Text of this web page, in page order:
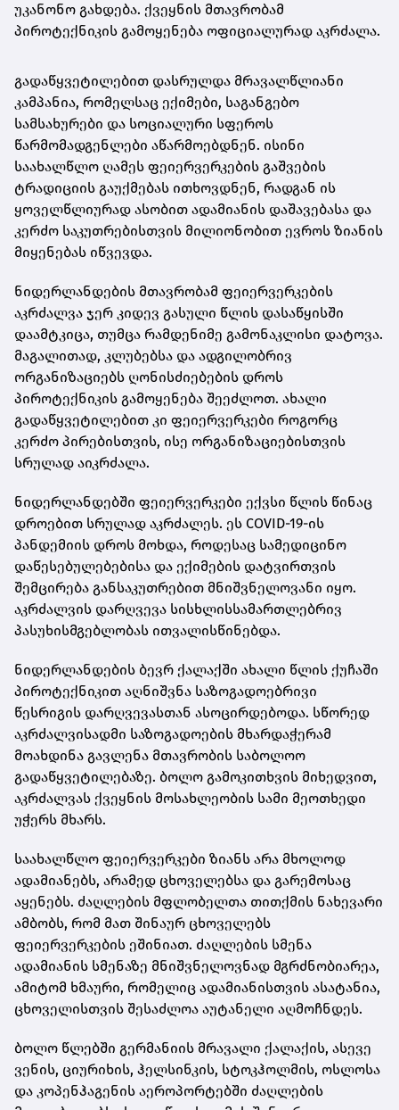
უკანონო გახდება. ქვეყნის მთავრობამ
პიროტექნიკის გამოყენება ოფიციალურად აკრძალა.
გადაწყვეტილებით დასრულდა მრავალწლიანი
კამპანია, რომელსაც ექიმები, საგანგებო
სამსახურები და სოციალური სფეროს
წარმომადგენლები აწარმოებდნენ. ისინი
საახალწლო ღამეს ფეიერვერკების გაშვების
ტრადიციის გაუქმებას ითხოვდნენ, რადგან ის
ყოველწლიურად ასობით ადამიანის დაშავებასა და
კერძო საკუთრებისთვის მილიონობით ევროს ზიანის
მიყენებას იწვევდა.
ნიდერლანდების მთავრობამ ფეიერვერკების
აკრძალვა ჯერ კიდევ გასული წლის დასაწყისში
დაამტკიცა, თუმცა რამდენიმე გამონაკლისი დატოვა.
მაგალითად, კლუბებსა და ადგილობრივ
ორგანიზაციებს ღონისძიებების დროს
პიროტექნიკის გამოყენება შეეძლოთ. ახალი
გადაწყვეტილებით კი ფეიერვერკები როგორც
კერძო პირებისთვის, ისე ორგანიზაციებისთვის
სრულად აიკრძალა.
ნიდერლანდებში ფეიერვერკები ექვსი წლის წინაც
დროებით სრულად აკრძალეს. ეს COVID-19-ის
პანდემიის დროს მოხდა, როდესაც სამედიცინო
დაწესებულებებისა და ექიმების დატვირთვის
შემცირება განსაკუთრებით მნიშვნელოვანი იყო.
აკრძალვის დარღვევა სისხლისსამართლებრივ
პასუხისმგებლობას ითვალისწინებდა.
ნიდერლანდების ბევრ ქალაქში ახალი წლის ქუჩაში
პიროტექნიკით აღნიშვნა საზოგადოებრივი
წესრიგის დარღვევასთან ასოცირდებოდა. სწორედ
აკრძალვისადმი საზოგადოების მხარდაჭერამ
მოახდინა გავლენა მთავრობის საბოლოო
გადაწყვეტილებაზე. ბოლო გამოკითხვის მიხედვით,
აკრძალვას ქვეყნის მოსახლეობის სამი მეოთხედი
უჭერს მხარს.
საახალწლო ფეიერვერკები ზიანს არა მხოლოდ
ადამიანებს, არამედ ცხოველებსა და გარემოსაც
აყენებს. ძაღლების მფლობელთა თითქმის ნახევარი
ამბობს, რომ მათ შინაურ ცხოველებს
ფეიერვერკების ეშინიათ. ძაღლების სმენა
ადამიანის სმენაზე მნიშვნელოვნად მგრძნობიარეა,
ამიტომ ხმაური, რომელიც ადამიანისთვის ასატანია,
ცხოველისთვის შესაძლოა აუტანელი აღმოჩნდეს.
ბოლო წლებში გერმანიის მრავალი ქალაქის, ასევე
ვენის, ციურიხის, ჰელსინკის, სტოკჰოლმის, ოსლოსა
და კოპენჰაგენის აეროპორტებში ძაღლების